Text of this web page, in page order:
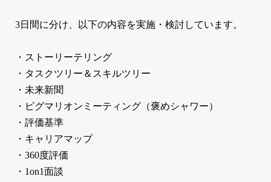
3日間に分け、以下の内容を実施・検討しています。
・ストーリーテリング
・タスクツリー＆スキルツリー
・未来新聞
・ピグマリオンミーティング（褒めシャワー）
・評価基準
・キャリアマップ
・360度評価
・1on1面談